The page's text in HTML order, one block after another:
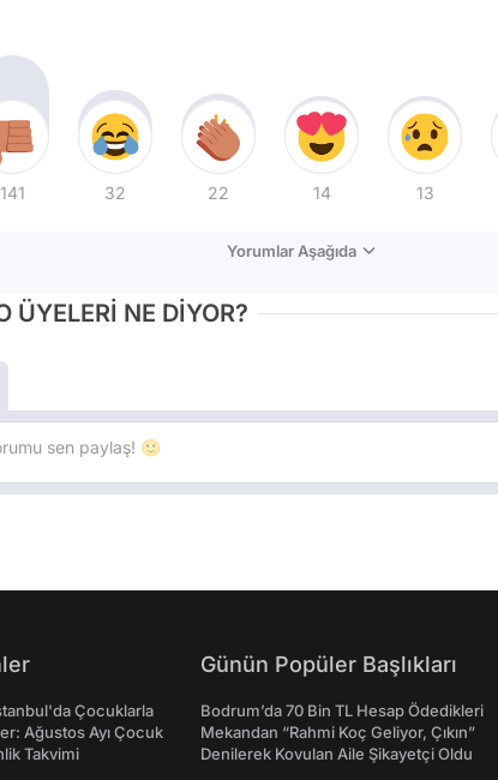
141 32 22 14 13
Yorumlar Aşağıda
ÜYELERİ NE DİYOR?
Çocuklarla
Ağustos Ayı Çocuk
Takvimi
Günün Popüler Başlıkları
Bodrum’da 70 Bin TL Hesap Ödedikleri
Mekandan “Rahmi Koç Geliyor, Çıkın”
Denilerek Kovulan Aile Şikayetçi Oldu